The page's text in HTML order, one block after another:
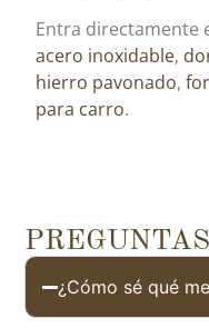
Entra directamente
acero inoxidable,
hierro pavonado,
para carro.
¿Cómo sé qué